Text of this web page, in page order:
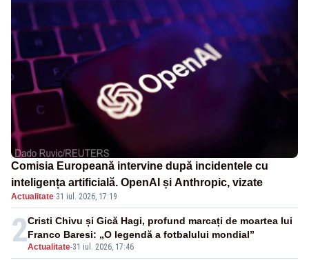
Comisia Europeană intervine după incidentele cu
inteligența artificială. OpenAI și Anthropic, vizate
Actualitate·31 iul. 2026, 17:19
2Actualitate-31 iul. 2026, 17:46
Cristi Chivu și Gică Hagi, profund marcați de moartea lui
Franco Baresi: „O legendă a fotbalului mondial”